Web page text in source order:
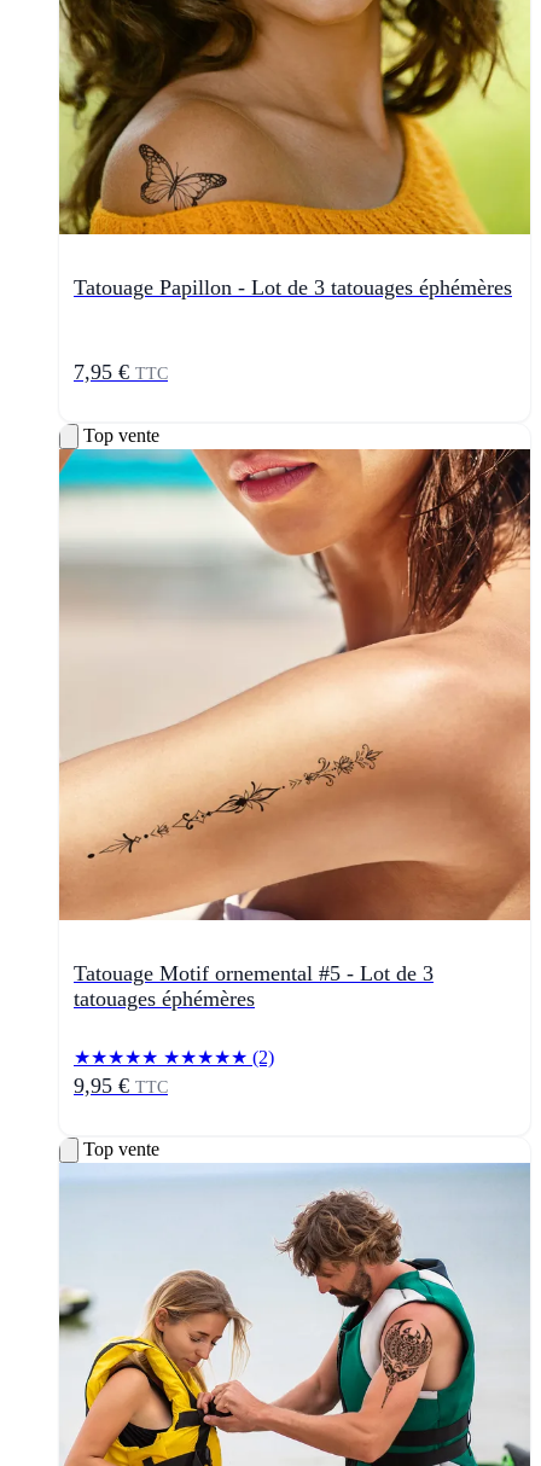
Tatouage Papillon - Lot de 3 tatouages éphémères
7,95 € TTC
Top vente
Tatouage Motif ornemental #5 - Lot de 3
tatouages éphémères
★★★★★ ★★★★★ (2)
9,95 € TTC
Top vente